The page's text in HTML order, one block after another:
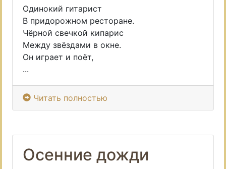
Одинокий гитарист
В придорожном ресторане.
Чёрной свечкой кипарис
Между звёздами в окне.
Он играет и поёт,
...
Читать полностью
Осенние дожди